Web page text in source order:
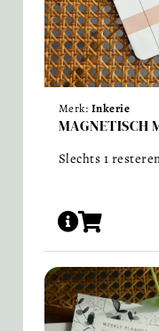
Merk: Inkerie
MAGNETISCH
Slechts 1